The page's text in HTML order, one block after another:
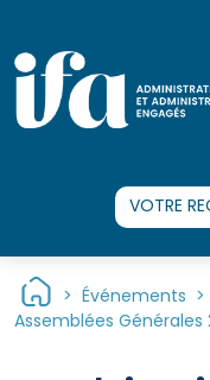
> Événements >
Assemblées Générales